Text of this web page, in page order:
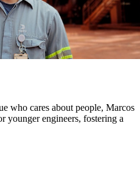
who cares about people, Marcos
younger engineers, fostering a